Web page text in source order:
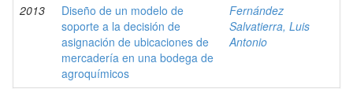
2013
Diseño de un modelo de
soporte a la decisión de
asignación de ubicaciones de
mercadería en una bodega de
agroquímicos
Fernández
Salvatierra, Luis
Antonio